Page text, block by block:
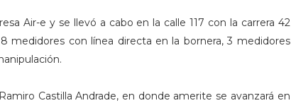
Air-e y se llevó a cabo en la calle 117 con la carrera 42
medidores con línea directa en la bornera, 3 medidores
Castilla Andrade, en donde amerite se avanzará en